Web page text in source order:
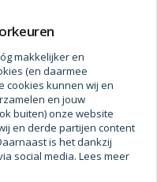
makkelijker en
(en daarmee
cookies kunnen wij en
en jouw
buiten) onze website
en derde partijen content
is het dankzij
social media. Lees meer